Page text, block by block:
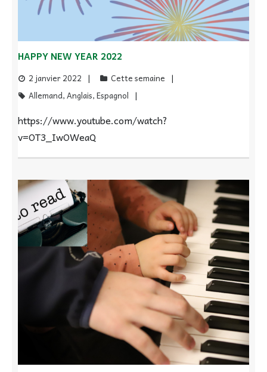
HAPPY NEW YEAR 2022
2 janvier 2022
Cette semaine
Allemand,Anglais,Espagnol
https://www.youtube.com/watch?
v=OT3_IwOWeaQ